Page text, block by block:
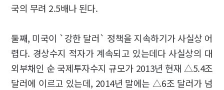
국의 무려 2.5배나 된다.
둘째, 미국이 `강한 달러` 정책을 지속하기가 사실상 어
렵다. 경상수지 적자가 계속되고 있는데다 사실상의 대
외부채인 순 국제투자수지 규모가 2013년 현재 △5.4조
달러에 이르고 있는데, 2014년 말에는 △6조 달러가 넘